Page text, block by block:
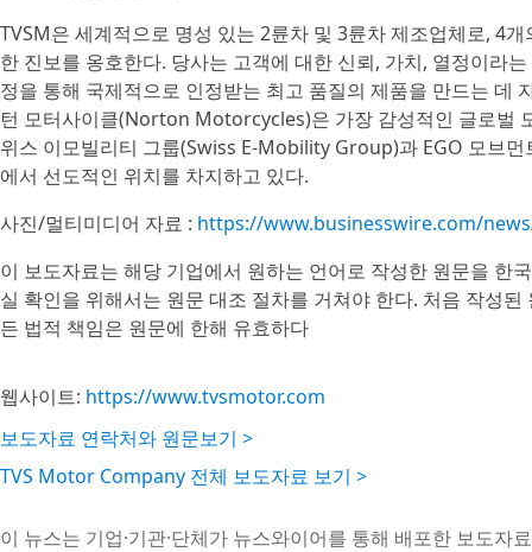
TVSM은 세계적으로 명성 있는 2륜차 및 3륜차 제조업체로, 4
한 진보를 옹호한다. 당사는 고객에 대한 신뢰, 가치, 열정이라
정을 통해 국제적으로 인정받는 최고 품질의 제품을 만드는 데
턴 모터사이클(Norton Motorcycles)은 가장 감성적인 글로벌
위스 이모빌리티 그룹(Swiss E-Mobility Group)과 EGO 모브
에서 선도적인 위치를 차지하고 있다.
사진/멀티미디어 자료 : https://www.businesswire.com/
이 보도자료는 해당 기업에서 원하는 언어로 작성한 원문을 한
실 확인을 위해서는 원문 대조 절차를 거쳐야 한다. 처음 작성
든 법적 책임은 원문에 한해 유효하다
웹사이트: https://www.tvsmotor.com
보도자료 연락처와 원문보기 >
TVS Motor Company 전체 보도자료 보기 >
이 뉴스는 기업·기관·단체가 뉴스와이어를 통해 배포한 보도자